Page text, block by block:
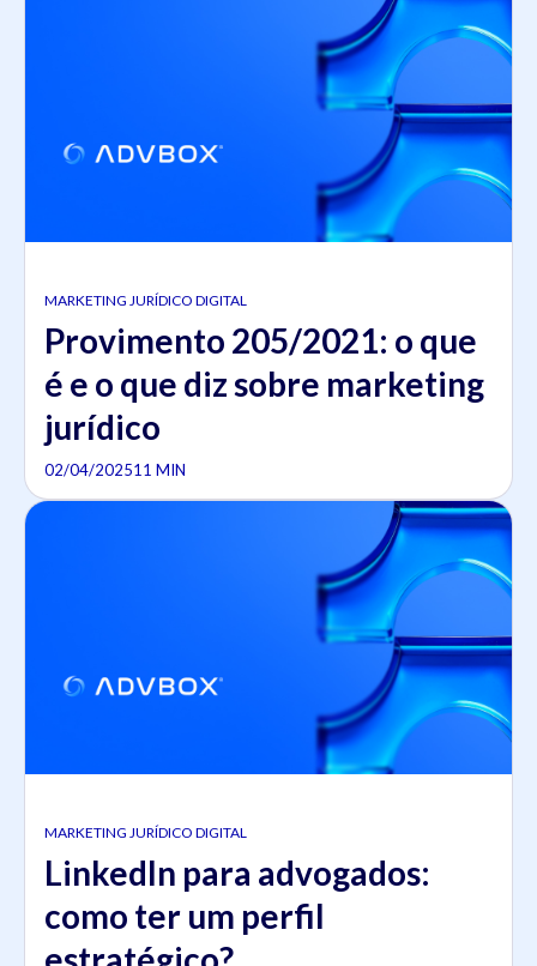
MARKETING JURÍDICO DIGITAL
Provimento 205/2021: o que
é e o que diz sobre marketing
jurídico
02/04/202511 MIN
MARKETING JURÍDICO DIGITAL
LinkedIn para advogados:
como ter um perfil